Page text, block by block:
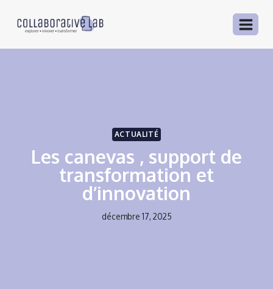
ACTUALITÉ
Les canevas , support de
transformation et
d’innovation
décembre 17, 2025